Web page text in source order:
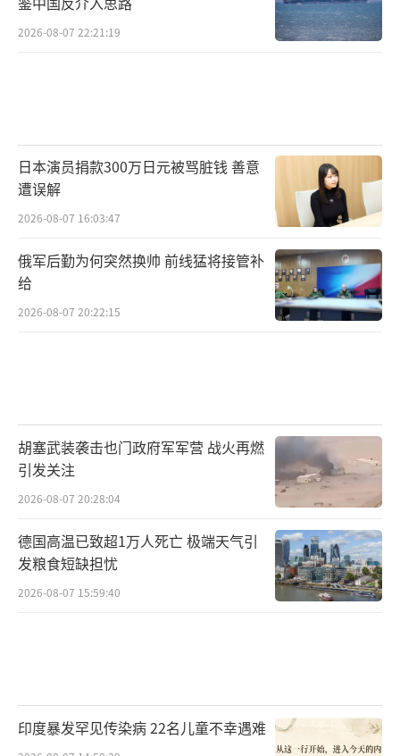
2026-08-07 22:21:19
日本演员捐款300万日元被骂脏钱 善意
遭误解
2026-08-07 16:03:47
俄军后勤为何突然换帅 前线猛将接管补
给
2026-08-07 20:22:15
胡塞武装袭击也门政府军军营 战火再燃
引发关注
2026-08-07 20:28:04
德国高温已致超1万人死亡 极端天气引
发粮食短缺担忧
2026-08-07 15:59:40
印度暴发罕见传染病 22名儿童不幸遇难